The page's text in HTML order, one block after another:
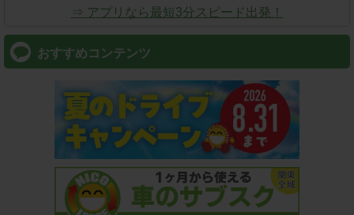
⇒ アプリなら最短3分スピード出発！
おすすめコンテンツ